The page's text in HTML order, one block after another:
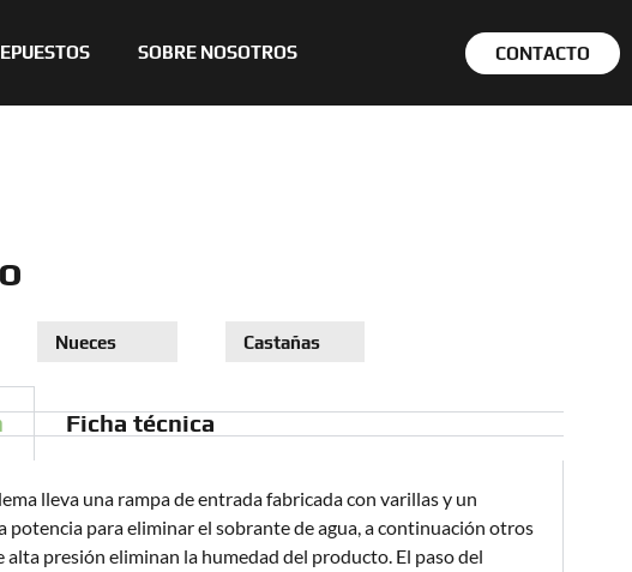
SOBRE NOSOTROS CONTACTO
Nueces Castañas
Ficha técnica
lleva una rampa de entrada fabricada con varillas y un
potencia para eliminar el sobrante de agua, a continuación otros
alta presión eliminan la humedad del producto. El paso del